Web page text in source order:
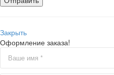
Закрыть
Оформление заказа!